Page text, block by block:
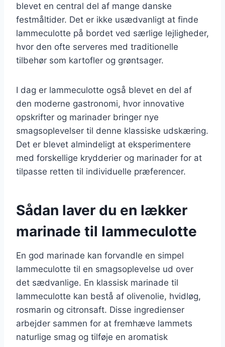
blevet en central del af mange danske
festmåltider. Det er ikke usædvanligt at finde
lammeculotte på bordet ved særlige lejligheder,
hvor den ofte serveres med traditionelle
tilbehør som kartofler og grøntsager.
I dag er lammeculotte også blevet en del af
den moderne gastronomi, hvor innovative
opskrifter og marinader bringer nye
smagsoplevelser til denne klassiske udskæring.
Det er blevet almindeligt at eksperimentere
med forskellige krydderier og marinader for at
tilpasse retten til individuelle præferencer.
Sådan laver du en lækker
marinade til lammeculotte
En god marinade kan forvandle en simpel
lammeculotte til en smagsoplevelse ud over
det sædvanlige. En klassisk marinade til
lammeculotte kan bestå af olivenolie, hvidløg,
rosmarin og citronsaft. Disse ingredienser
arbejder sammen for at fremhæve lammets
naturlige smag og tilføje en aromatisk